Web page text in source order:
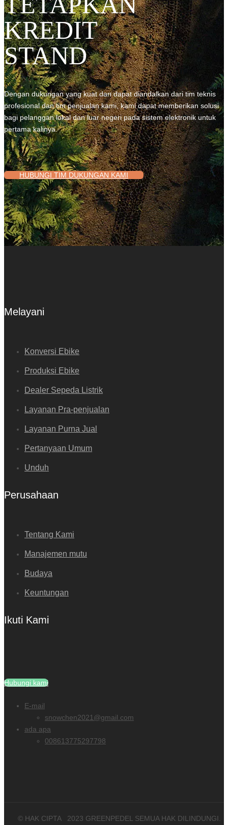
KREDIT
STAND
Dengan dukungan yang kuat dan dapat diandalkan dari tim teknis
profesional dan tim penjualan kami, kami dapat memberikan solusi
bagi pelanggan lokal dan luar negeri pada sistem elektronik untuk
pertama kalinya.
HUBUNGI TIM DUKUNGAN KAMI
Melayani
Konversi Ebike
Produksi Ebike
Dealer Sepeda Listrik
Layanan Pra-penjualan
Layanan Purna Jual
Pertanyaan Umum
Unduh
Perusahaan
Tentang Kami
Manajemen mutu
Budaya
Keuntungan
Ikuti Kami
Hubungi kami
E-mail
snowchen2021@gmail.com
ada apa
008613775297798
© HAK CIPTA 2023 GREENPEDEL SEMUA HAK DILINDUNGI.